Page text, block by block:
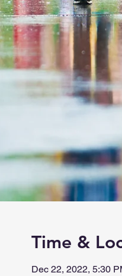
Time &
Dec 22, 2022, 5:30